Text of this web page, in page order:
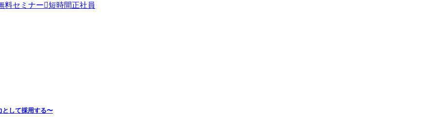
料セミナー 短時間正社員
して採用する〜